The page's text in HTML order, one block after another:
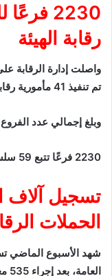
2230
رقابة الهيئة
واصلت إدارة الرقابة
تم تنفيذ 41 مأمورية رقابية على فروع السلاسل التجارية.
وبلغ إجمالي عدد
2230 فرعًا تتبع 59 سلسلة تجارية على مستوى الجمهورية.
تسجيل آلاف
الحملات
العامة، بعد إجراء 535 معاينة ميدانية.